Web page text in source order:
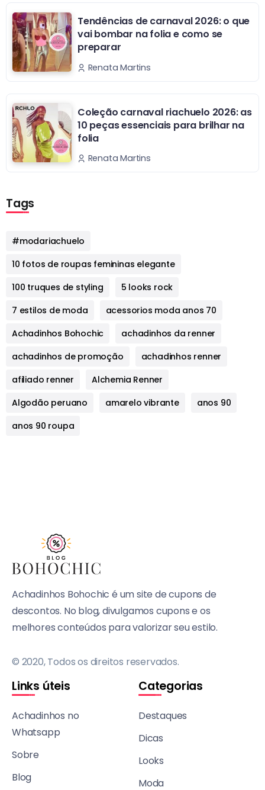
Tendências de carnaval 2026: o que
vai bombar na folia e como se
preparar
Renata Martins
Coleção carnaval riachuelo 2026: as
10 peças essenciais para brilhar na
folia
Renata Martins
Tags
#modariachuelo
10 fotos de roupas femininas elegante
100 truques de styling
5 looks rock
7 estilos de moda
acessorios moda anos 70
Achadinhos Bohochic
achadinhos da renner
achadinhos de promoção
achadinhos renner
afiliado renner
Alchemia Renner
Algodão peruano
amarelo vibrante
anos 90
anos 90 roupa
Achadinhos Bohochic é um site de cupons de
descontos. No blog, divulgamos cupons e os
melhores conteúdos para valorizar seu estilo.
© 2020, Todos os direitos reservados.
Links úteis
Achadinhos no
Whatsapp
Sobre
Blog
Categorias
Destaques
Dicas
Looks
Moda